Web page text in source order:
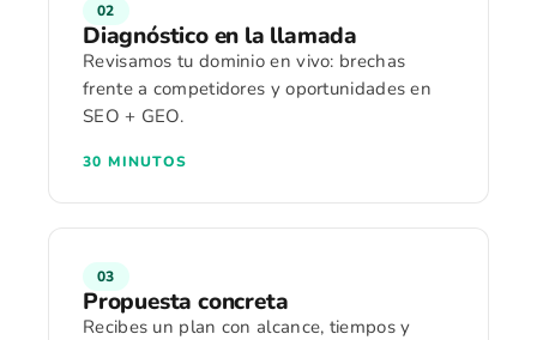
02
Diagnóstico en la llamada
Revisamos tu dominio en vivo: brechas
frente a competidores y oportunidades en
SEO + GEO.
30 MINUTOS
03
Propuesta concreta
Recibes un plan con alcance, tiempos y